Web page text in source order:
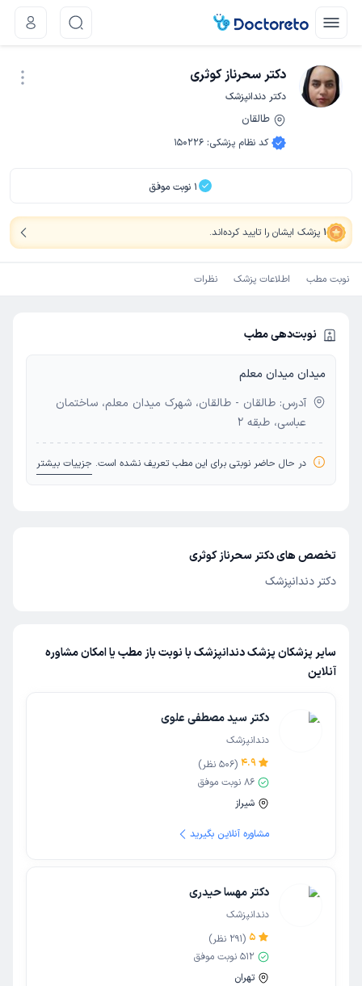
دکتر سحرناز کوثری
دکتر دندانپزشک
طالقان
کد نظام پزشکی:
150226
1 نوبت موفق
1 پزشک ایشان را تایید کرده‌اند.
نوبت مطب اطلاعات پزشک نظرات
نوبت‌دهی مطب
میدان میدان معلم
آدرس: طالقان - طالقان، شهرک میدان معلم، ساختمان
عباسی، طبقه 2
در حال حاضر نوبتی برای این مطب تعریف نشده است. جزییات بیشتر
تخصص های دکتر سحرناز کوثری
دکتر دندانپزشک
سایر پزشکان پزشک دندانپزشک با نوبت باز مطب یا امکان مشاوره
آنلاین
دکتر سید مصطفی علوی
دندانپزشک
4.9
(
506 نظر)
86 نوبت موفق
شیراز
مشاوره آنلاین بگیرید
دکتر مهسا حیدری
دندانپزشک
5
(
291 نظر)
512 نوبت موفق
تهران